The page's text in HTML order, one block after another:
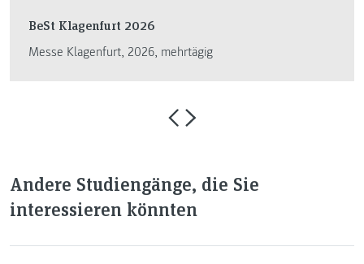
BeSt Klagenfurt 2026
Messe Klagenfurt, 2026, mehrtägig
Andere Studiengänge, die Sie
interessieren könnten